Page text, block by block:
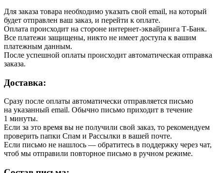
Для заказа товара необходимо указать свой email, на который
будет отправлен ваш заказ, и перейти к оплате.
Оплата происходит на стороне интернет-эквайринга Т-Банк.
Все платежи защищены, никто не имеет доступа к вашим
платежным данным.
После успешной оплаты происходит автоматическая отправка
заказа.
Доставка:
Сразу после оплаты автоматически отправляется письмо
на указанный email. Обычно письмо приходит в течение
1 минуты.
Если за это время вы не получили свой заказ, то рекомендуем
проверить папки Спам и Рассылки в вашей почте.
Если письмо не нашлось — обратитесь в поддержку через чат,
чтоб мы отправили повторное письмо в ручном режиме.